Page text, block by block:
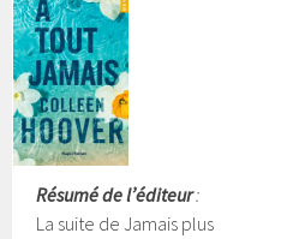
Résumé de l’éditeur:
La suite de Jamais plus